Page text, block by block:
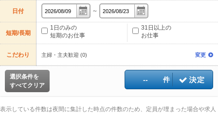
日付 ～
短期/長期
1日のみの
短期のお仕事
31日以上の
お仕事
こだわり 主婦・主夫歓迎 (0) 変更
選択条件を
すべてクリア
-- 件
表示している件数は夜間に集計した時点の件数のため、定員が埋まった場合や求人